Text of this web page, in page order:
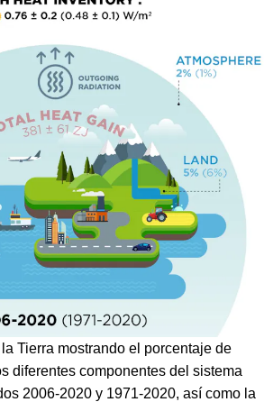
Tierra mostrando el porcentaje de
diferentes componentes del sistema
2006-2020 y 1971-2020, así como la